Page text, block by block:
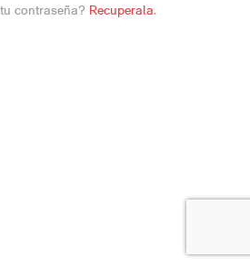
contraseña? Recuperala.